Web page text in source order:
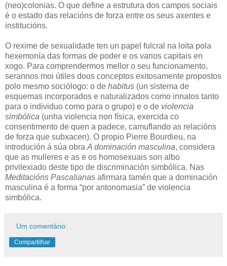
(neo)colonias. O que define a estrutura dos campos sociais
é o estado das relacións de forza entre os seus axentes e
institucións.
O rexime de sexualidade ten un papel fulcral na loita pola
hexemonía das formas de poder e os varios capitais en
xogo. Para comprendermos mellor o seu funcionamento,
serannos moi útiles dous conceptos exitosamente propostos
polo mesmo sociólogo: o de habitus (un sistema de
esquemas incorporados e naturalizados como innatos tanto
para o individuo como para o grupo) e o de violencia
simbólica (unha violencia non física, exercida co
consentimento de quen a padece, camuflando as relacións
de forza que subxacen). O propio Pierre Bourdieu, na
introdución á súa obra A dominación masculina, considera
que as mulleres e as e os homosexuais son albo
privilexiado deste tipo de discriminación simbólica. Nas
Meditacións Pascalianas afirmara tamén que a dominación
masculina é a forma “por antonomasia” de violencia
simbólica.
Um comentário:
Compartilhar